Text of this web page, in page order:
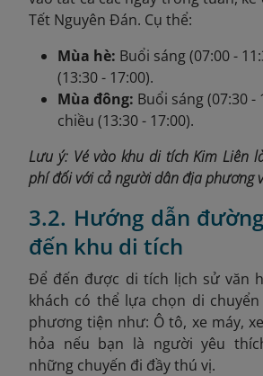
Tết Nguyên Đán. Cụ thể:
Mùa hè: Buổi sáng (07:00 -
(13:30 - 17:00).
Mùa đông: Buổi sáng (07:30 -
chiều (13:30 - 17:00).
Lưu ý: Vé vào khu di tích Kim Liên
phí đối với cả người dân địa phương
3.2. Hướng dẫn
đến khu di tích
Để đến được di tích lịch sử văn
khách có thể lựa chọn di
phương tiện như: Ô tô, xe máy,
hỏa nếu bạn là người yêu
những chuyến đi đầy thú vị.